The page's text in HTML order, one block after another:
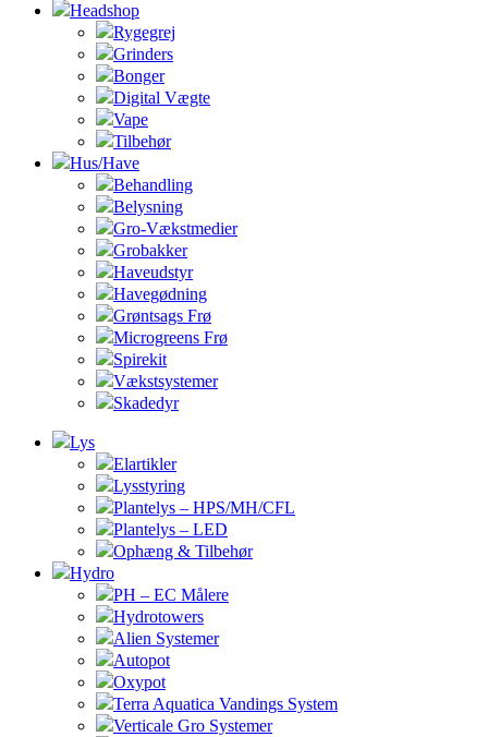
Headshop
Rygegrej
Grinders
Bonger
Digital Vægte
Vape
Tilbehør
Hus/Have
Behandling
Belysning
Gro-Vækstmedier
Grobakker
Haveudstyr
Havegødning
Grøntsags Frø
Microgreens Frø
Spirekit
Vækstsystemer
Skadedyr
Lys
Elartikler
Lysstyring
Plantelys – HPS/MH/CFL
Plantelys – LED
Ophæng & Tilbehør
Hydro
PH – EC Målere
Hydrotowers
Alien Systemer
Autopot
Oxypot
Terra Aquatica Vandings System
Verticale Gro Systemer